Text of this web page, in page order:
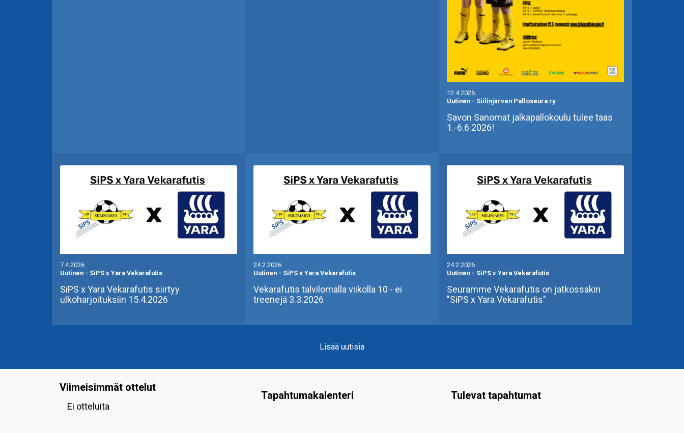
12.4.2026
Uutinen - Siilinjärven Palloseura ry
Savon Sanomat jalkapallokoulu tulee taas
1.-6.6.2026!
7.4.2026
Uutinen - SiPS x Yara Vekarafutis
SiPS x Yara Vekarafutis siirtyy
ulkoharjoituksiin 15.4.2026
24.2.2026
Uutinen - SiPS x Yara Vekarafutis
Vekarafutis talvilomalla viikolla 10 - ei
treenejä 3.3.2026
24.2.2026
Uutinen - SiPS x Yara Vekarafutis
Seuramme Vekarafutis on jatkossakin
"SiPS x Yara Vekarafutis"
Lisää uutisia
Viimeisimmät ottelut
Ei otteluita
Tapahtumakalenteri Tulevat tapahtumat